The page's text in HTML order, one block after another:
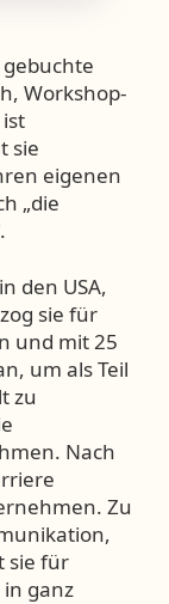
Workshop-
sie
eigenen
„die
den USA,
sie für
und mit 25
um als Teil
zu
Nach
Zu
sie für
ganz